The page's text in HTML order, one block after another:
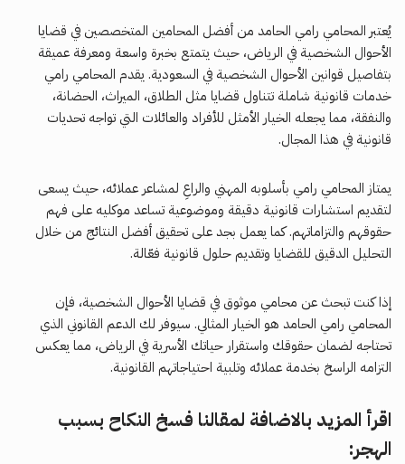
يُعتبر المحامي رامي الحامد من أفضل المحامين المتخصصين في قضايا
الأحوال الشخصية في الرياض، حيث يتمتع بخبرة واسعة ومعرفة عميقة
بتفاصيل قوانين الأحوال الشخصية في السعودية. يقدم المحامي رامي
خدمات قانونية شاملة تتناول قضايا مثل الطلاق، الميراث، الحضانة،
والنفقة، مما يجعله الخيار الأمثل للأفراد والعائلات التي تواجه تحديات
قانونية في هذا المجال.
يمتاز المحامي رامي بأسلوبه المهني والراعِ لمشاعر عملائه، حيث يسعى
لتقديم استشارات قانونية دقيقة وموضوعية تساعد موكليه على فهم
حقوقهم والتزاماتهم. كما يعمل بجد على تحقيق أفضل النتائج من خلال
التحليل الدقيق للقضايا وتقديم حلول قانونية فعّالة.
إذا كنت تبحث عن محامي موثوق في قضايا الأحوال الشخصية، فإن
المحامي رامي الحامد هو الخيار المثالي. سيوفر لك الدعم القانوني الذي
تحتاجه لضمان حقوقك واستقرار حياتك الأسرية في الرياض، مما يعكس
التزامه الراسخ بخدمة عملائه وتلبية احتياجاتهم القانونية.
اقرأ المزيد بالاضافة لمقالنا فسخ النكاح بسبب
الهجر: